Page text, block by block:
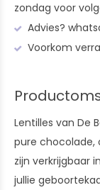
zondag voor
Advies?
Voorkom
Lentilles van De
pure chocolade,
zijn verkrijgbaar
jullie